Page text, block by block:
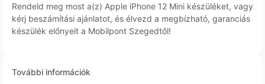
Rendeld meg most a(z) Apple iPhone 12 Mini készüléket, vagy
kérj beszámítási ajánlatot, és élvezd a megbízható, garanciás
készülék előnyeit a Mobilpont Szegedtől!
További információk